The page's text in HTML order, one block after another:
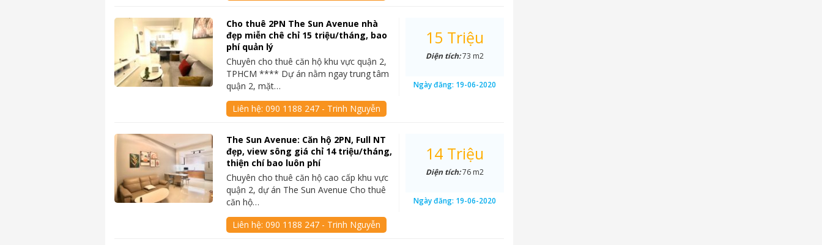
Cho thuê 2PN The Sun Avenue nhà
đẹp miễn chê chỉ 15 triệu/tháng, bao
phí quản lý
Chuyên cho thuê căn hộ khu vực quận 2,
TPHCM **** Dự án nằm ngay trung tâm
quận 2, mặt…
Liên hệ:090 1188 247 - Trinh Nguyễn
15 Triệu
Diện tích:73 m2
Ngày đăng: 19-06-2020
The Sun Avenue: Căn hộ 2PN, Full NT
đẹp, view sông giá chỉ 14 triệu/tháng,
thiện chí bao luôn phí
Chuyên cho thuê căn hộ cao cấp khu vực
quận 2, dự án The Sun Avenue Cho thuê
căn hộ…
Liên hệ:090 1188 247 - Trinh Nguyễn
14 Triệu
Diện tích:76 m2
Ngày đăng: 19-06-2020